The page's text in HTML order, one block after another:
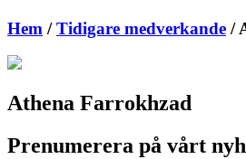
Hem /Tidigare medverkande /
Athena Farrokhzad
Prenumerera på vårt